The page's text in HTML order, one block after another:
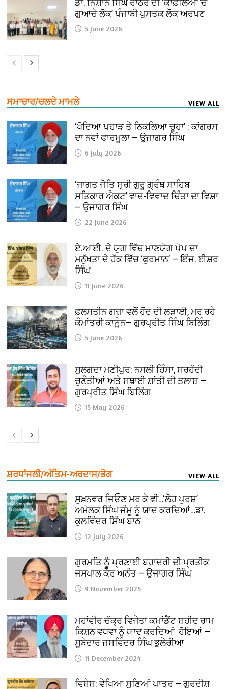
ਗੁਆਚੇ ਲੋਕ’ ਪੰਜਾਬੀ ਪੁਸਤਕ ਲੋਕ ਅਰਪਣ
5 June 2026
ਸਮਾਚਾਰ/ਚਲਦੇ ਮਾਮਲੇ VIEW ALL
‘ਖੋਦਿਆ ਪਹਾੜ ਤੇ ਨਿਕਲਿਆ ਚੂਹਾ’ : ਕਾਂਗਰਸ
ਦਾ ਨਵਾਂ ਫਾਰਮੂਲਾ — ਉਜਾਗਰ ਸਿੰਘ
6 July 2026
‘ਜਾਗਤ ਜੋਤਿ ਸ੍ਰੀ ਗੁਰੂ ਗ੍ਰੰਥ ਸਾਹਿਬ
ਸਤਿਕਾਰ ਐਕਟ’ ਵਾਦ-ਵਿਵਾਦ ਚਿੰਤਾ ਦਾ ਵਿਸ਼ਾ
— ਉਜਾਗਰ ਸਿੰਘ
22 June 2026
ਏ.ਆਈ. ਦੇ ਯੁਗ ਵਿੱਚ ਮਾਣਯੋਗ ਪੋਪ ਦਾ
ਮਨੁੱਖਤਾ ਦੇ ਹੱਕ ਵਿੱਚ ‘ਫੁਰਮਾਨ’ — ਇੰਜ. ਈਸ਼ਰ
ਸਿੰਘ
11 June 2026
ਫ਼ਲਸਤੀਨ ਗਜ਼ਾ ਵਲੋਂ ਹੋਂਦ ਦੀ ਲੜਾਈ, ਮਰ ਰਹੇ
ਕੌਮਾਂਤਰੀ ਕਾਨੂੰਨ— ਗੁਰਪ੍ਰੀਤ ਸਿੰਘ ਬਿਲਿੰਗ
5 June 2026
ਸੁਲਗਦਾ ਮਣੀਪੁਰ: ਨਸਲੀ ਹਿੰਸਾ, ਸਰਹੱਦੀ
ਚੁਣੌਤੀਆਂ ਅਤੇ ਸਥਾਈ ਸ਼ਾਂਤੀ ਦੀ ਤਲਾਸ਼ —
ਗੁਰਪ੍ਰੀਤ ਸਿੰਘ ਬਿਲਿੰਗ
15 May 2026
ਸ਼ਰਧਾਂਜਲੀ/ਅੰਤਿਮ-ਅਰਦਾਸ/ਭੋਗ VIEW ALL
ਸੁਖ਼ਨਵਰ ਜਿਓਣ ਮਰ ਕੇ ਵੀ…‘ਲੋਹ ਪੁਰਸ਼’
ਅਮੋਲਕ ਸਿੰਘ ਜੰਮੂ ਨੂੰ ਯਾਦ ਕਰਦਿਆਂ…ਡਾ.
ਕੁਲਵਿੰਦਰ ਸਿੰਘ ਬਾਠ
12 July 2026
ਗੁਰਮਤਿ ਨੂੰ ਪ੍ਰਣਾਈ ਬਹਾਦਰੀ ਦੀ ਪ੍ਰਤੀਕ
ਜਸਪਾਲ ਕੌਰ ਅਨੰਤ — ਉਜਾਗਰ ਸਿੰਘ
9 November 2025
ਮਹਾਂਵੀਰ ਚੱਕ੍ਰ ਵਿਜੇਤਾ ਕਮਾਂਡੈਂਟ ਸ਼ਹੀਦ ਰਾਮ
ਕਿਸ਼ਨ ਵਧਵਾ ਨੂੰ ਯਾਦ ਕਰਦਿਆਂ ਹੋਇਆਂ —
ਸੂਬੇਦਾਰ ਜਸਵਿੰਦਰ ਸਿੰਘ ਭੁਲੇਰੀਆ
11 December 2024
ਵਿਸ਼ੇਸ਼: ਵੇਖਿਆ ਸੁਣਿਆਂ ਪਾਤਰ — ਗੁਰਦੀਸ਼